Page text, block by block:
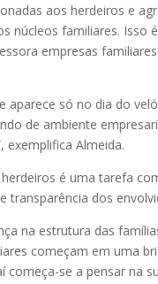
aos herdeiros e
núcleos familiares. Isso
empresas
aparece só no dia do
de ambiente
exemplifica Almeida.
é uma tarefa
transparência dos
na estrutura das
começam em uma
se a pensar na